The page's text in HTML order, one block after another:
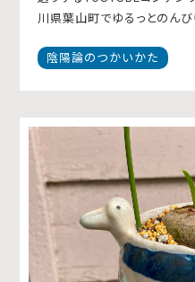
川県葉山町でゆるっとのん
陰陽論のつかいかた